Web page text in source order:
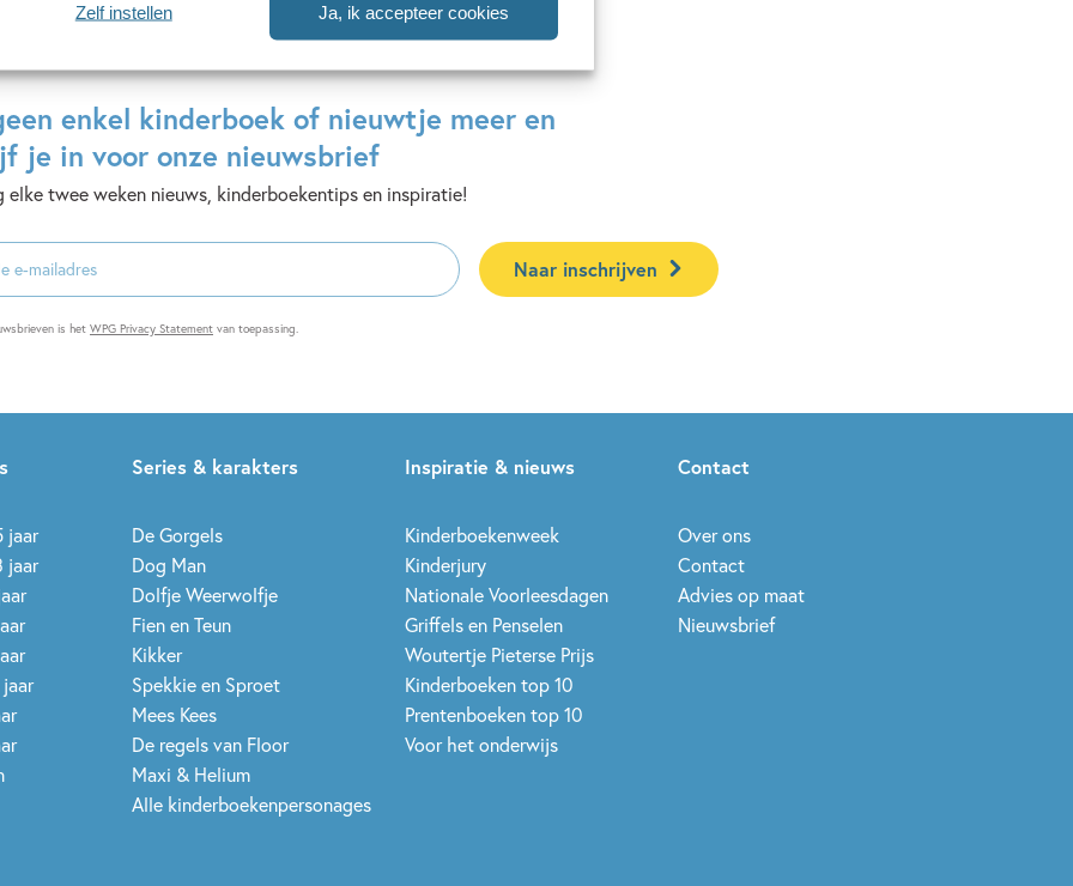
Ja, ik accepteer cookies
Zelf instellen
enkel kinderboek of nieuwtje meer en
je in voor onze nieuwsbrief
elke twee weken nieuws, kinderboekentips en inspiratie!
Naar inschrijven
is het WPG Privacy Statement van toepassing.
jaar
jaar
Series & karakters
De Gorgels
Dog Man
Dolfje Weerwolfje
Fien en Teun
Kikker
Spekkie en Sproet
Mees Kees
De regels van Floor
Maxi & Helium
Alle kinderboekenpersonages
Inspiratie & nieuws
Kinderboekenweek
Kinderjury
Nationale Voorleesdagen
Griffels en Penselen
Woutertje Pieterse Prijs
Kinderboeken top 10
Prentenboeken top 10
Voor het onderwijs
Contact
Over ons
Contact
Advies op maat
Nieuwsbrief